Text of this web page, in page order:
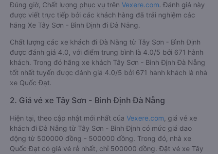
Đúng giờ, Chất lượng phục vụ trên Vexere.com. Đánh giá này
được viết trực tiếp bởi các khách hàng đã trải nghiệm các
hãng Xe Tây Sơn - Bình Định đi Đà Nẵng.
Chất lượng các xe khách đi Đà Nẵng từ Tây Sơn - Bình Định
được đánh giá 4.0, với điểm trung bình là 4.0/5 bởi 671 hành
khách. Trong đó hãng xe khách Tây Sơn - Bình Định Đà Nẵng
tốt nhất tuyến được đánh giá 4.0/5 bởi 671 hành khách là nhà
xe Quốc Đạt.
2. Giá vé xe Tây Sơn - Bình Định Đà Nẵng
Hiện tại, theo cập nhật mới nhất của Vexere.com , giá vé xe
khách đi Đà Nẵng từ Tây Sơn - Bình Định có mức giá dao
động từ 500000 đồng - 500000 đồng. Trong đó, nhà xe
Quốc Đạt có giá vé rẻ nhất, chỉ 500000 đồng. Đặt vé xe Tây